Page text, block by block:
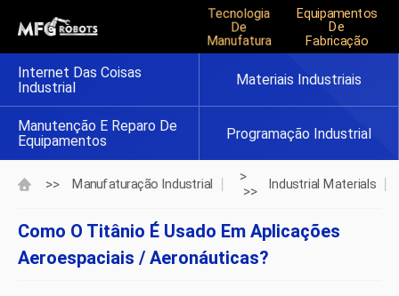
Tecnologia
De
Manufatura
Equipamentos
De
Fabricação
Internet Das Coisas
Industrial
Materiais Industriais
Manutenção E Reparo De
Equipamentos
Programação Industrial
>> Manufaturação Industrial
>
>>
Industrial Materials
Como O Titânio É Usado Em Aplicações
Aeroespaciais / Aeronáuticas?